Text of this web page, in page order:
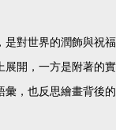
對世界的潤飾與祝
開，一方是附著的
，也反思繪畫背後